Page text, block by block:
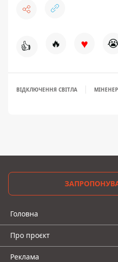
👍 🔥 ♥
ВІДКЛЮЧЕННЯ СВІТЛА
Головна
Про проєкт
Реклама